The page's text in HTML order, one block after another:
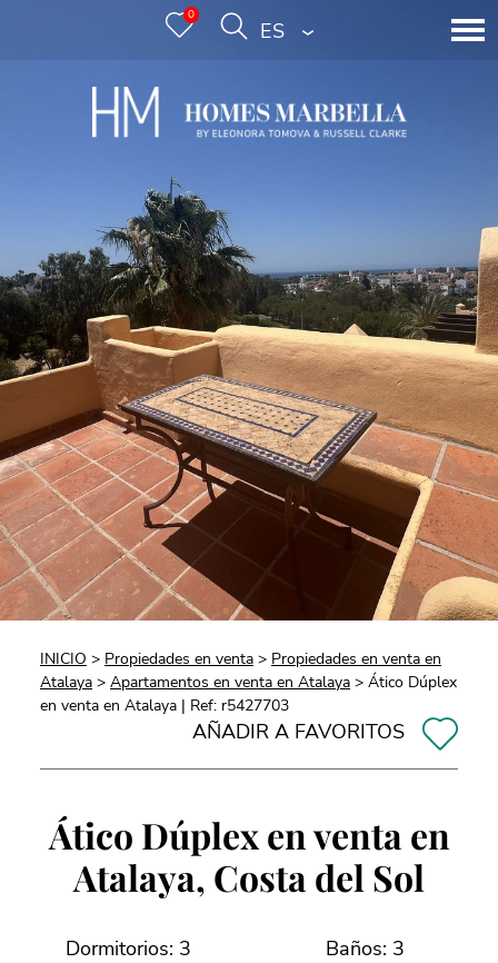
0
ESPAÑOL
INICIO > Propiedades en venta > Propiedades en venta en
Atalaya > Apartamentos en venta en Atalaya > Ático Dúplex
en venta en Atalaya | Ref: r5427703
AÑADIR A FAVORITOS
Ático Dúplex en venta en
Atalaya, Costa del Sol
Dormitorios: 3
Baños: 3